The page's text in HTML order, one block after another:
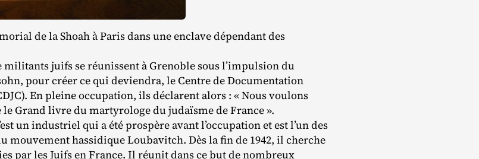
de la Shoah à Paris dans une enclave dépendant des
militants juifs se réunissent à Grenoble sous l’impulsion du
pour créer ce qui deviendra, le Centre de Documentation
En pleine occupation, ils déclarent alors : « Nous voulons
le Grand livre du martyrologe du judaïsme de France ».
un industriel qui a été prospère avant l’occupation et est l’un des
mouvement hassidique Loubavitch. Dès la fin de 1942, il cherche
par les Juifs en France. Il réunit dans ce but de nombreux